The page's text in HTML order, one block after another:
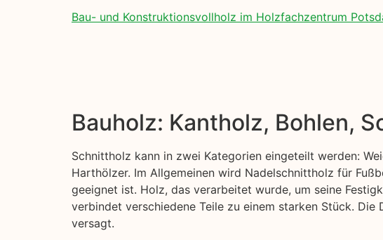
Bau- und Konstruktionsvollholz im Holzfachzentrum
Bauholz: Kantholz, Bohlen,
Schnittholz kann in zwei Kategorien eingeteilt werden:
Harthölzer. Im Allgemeinen wird Nadelschnittholz für
geeignet ist. Holz, das verarbeitet wurde, um seine
verbindet verschiedene Teile zu einem starken Stück.
versagt.